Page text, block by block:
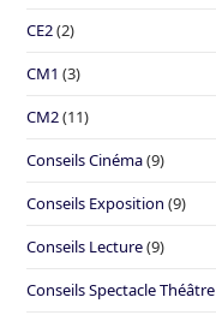
CE2(2)
CM1 (3)
CM2(11)
Conseils Cinéma(9)
Conseils Exposition (9)
Conseils Lecture(9)
Conseils Spectacle Théâtre